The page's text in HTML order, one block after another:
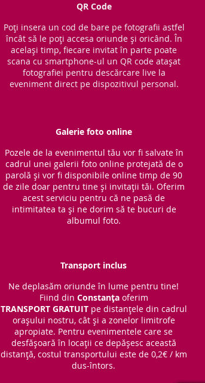
QR Code
Poți insera un cod de bare pe fotografii astfel
încât să le poți accesa oriunde și oricând. În
același timp, fiecare invitat în parte poate
scana cu smartphone-ul un QR code atașat
fotografiei pentru descărcare live la
eveniment direct pe dispozitivul personal.
Galerie foto online
Pozele de la evenimentul tău vor fi salvate în
cadrul unei galerii foto online protejată de o
parolă și vor fi disponibile online timp de 90
de zile doar pentru tine și invitații tăi. Oferim
acest serviciu pentru că ne pasă de
intimitatea ta și ne dorim să te bucuri de
albumul foto.
Transport inclus
Ne deplasăm oriunde în lume pentru tine!
Fiind din Constanța oferim
TRANSPORT GRATUITpe distanțele din cadrul
orașului nostru, cât și a zonelor limitrofe
apropiate. Pentru evenimentele care se
desfășoară în locații ce depășesc această
distanță, costul transportului este de 0,2€ / km
dus-întors.